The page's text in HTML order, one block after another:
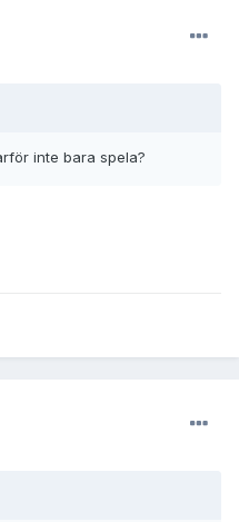
inte bara spela?